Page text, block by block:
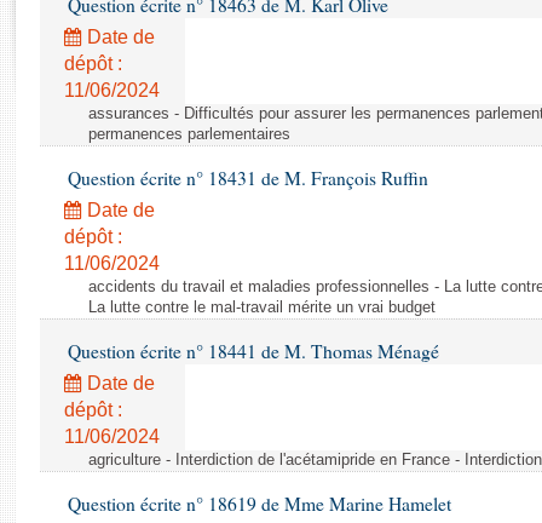
Rapports d'enquête
Rapports législatifs
Rapports sur l'application des lois
Baromètre de l’application des lois
Budget et sécurité sociale
Questions écrites et orales
Comptes rendus des débats
Question écrite n° 18463 de M. Karl Olive
Date de
dépôt :
11/06/2024
assurances - Difficultés pour assurer les permanences
permanences parlementaires
Question écrite n° 18431 de M. François Ruffin
Date de
dépôt :
11/06/2024
accidents du travail et maladies professionnelles - La lutte
La lutte contre le mal-travail mérite un vrai budget
Question écrite n° 18441 de M. Thomas Ménagé
Date de
dépôt :
11/06/2024
agriculture - Interdiction de l'acétamipride en France -
Question écrite n° 18619 de Mme Marine Hamelet